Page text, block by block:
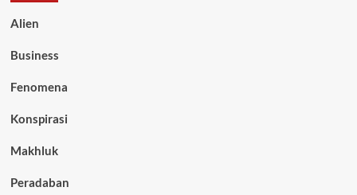
Alien
Business
Fenomena
Konspirasi
Makhluk
Peradaban